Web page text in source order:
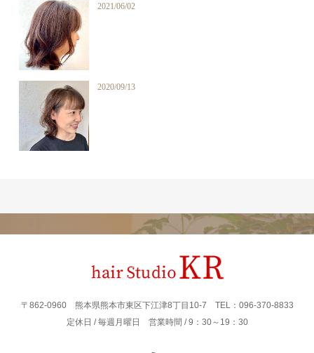
2021/06/02
2020/09/13
〒862‐0960 熊本県熊本市東区下江津8丁目10-7 TEL：096-370-8833
定休日 / 毎週月曜日 営業時間 / 9：30～19：30